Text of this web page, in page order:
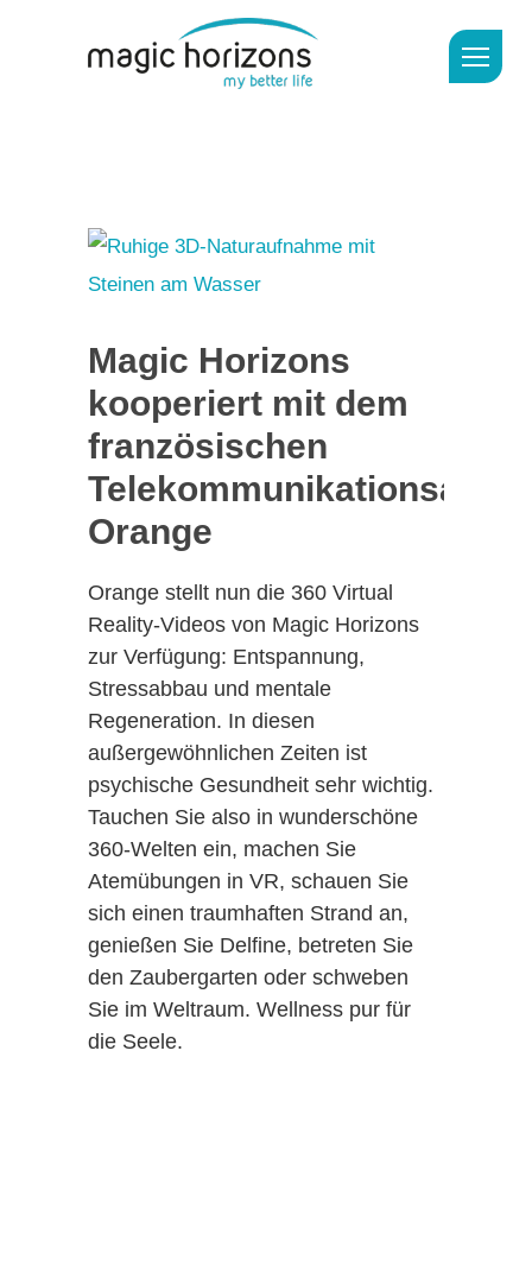
Magic Horizons
kooperiert mit dem
französischen
Orange
Orange stellt nun die 360 Virtual
Reality-Videos von Magic Horizons
zur Verfügung: Entspannung,
Stressabbau und mentale
Regeneration. In diesen
außergewöhnlichen Zeiten ist
psychische Gesundheit sehr wichtig.
Tauchen Sie also in wunderschöne
360-Welten ein, machen Sie
Atemübungen in VR, schauen Sie
sich einen traumhaften Strand an,
genießen Sie Delfine, betreten Sie
den Zaubergarten oder schweben
Sie im Weltraum. Wellness pur für
die Seele.